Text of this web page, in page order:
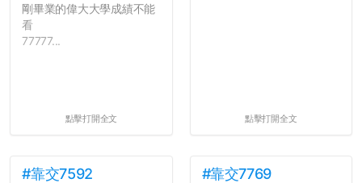
剛畢業的偉大大學成績不能
看
77777...
點擊打開全文 點擊打開全文
#靠交7592 #靠交7769